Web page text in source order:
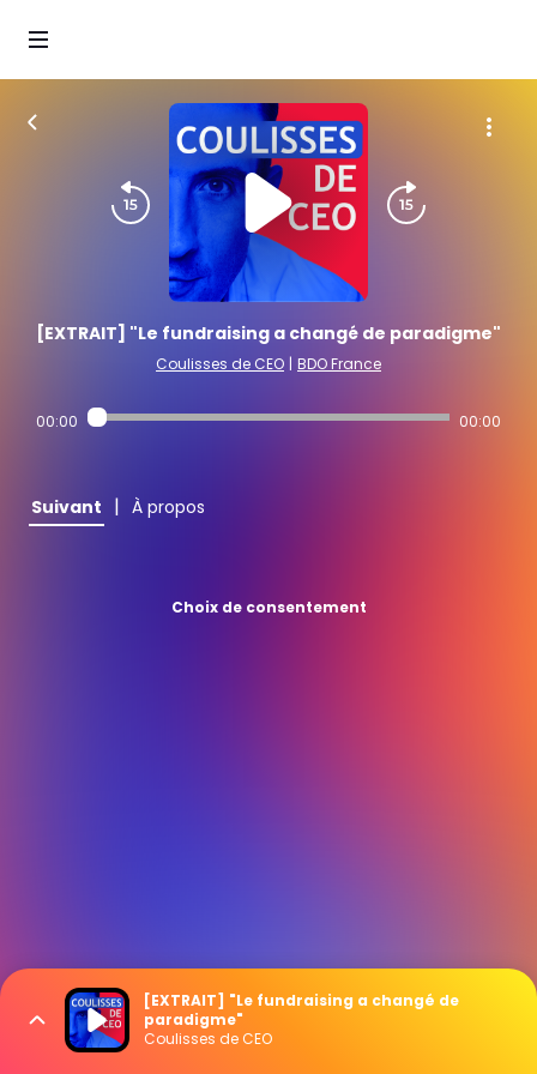
[EXTRAIT] "Le fundraising a changé de paradigme"
Coulisses de CEO | BDO France
00:00 00:00
Suivant | À propos
Choix de consentement
[EXTRAIT] "Le fundraising a changé de
paradigme"
Coulisses de CEO